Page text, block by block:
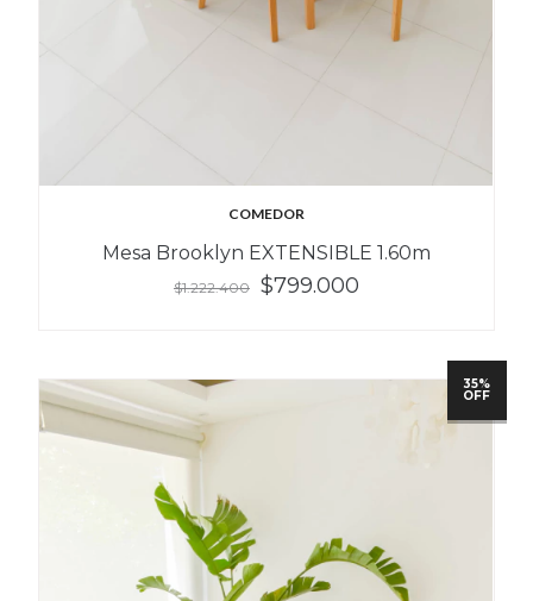
COMEDOR
Mesa Brooklyn EXTENSIBLE 1.60m
$1.222.400 $799.000
35%
OFF